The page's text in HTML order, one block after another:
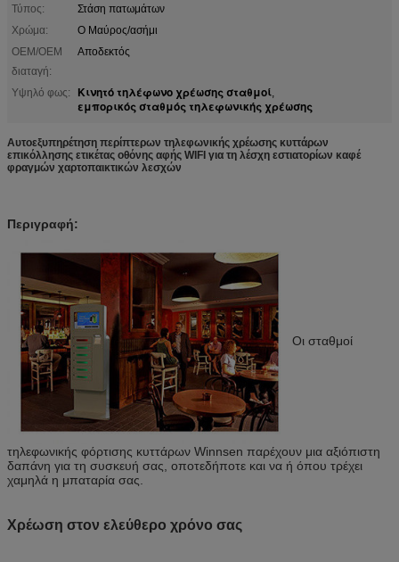
Τύπος:
Στάση πατωμάτων
Χρώμα:
Ο Μαύρος/ασήμι
OEM/OEM
διαταγή:
Αποδεκτός
Υψηλό φως: Κινητό τηλέφωνο χρέωσης σταθμοί,
εμπορικός σταθμός τηλεφωνικής χρέωσης
Αυτοεξυπηρέτηση περίπτερων τηλεφωνικής χρέωσης κυττάρων
επικόλλησης ετικέτας οθόνης αφής WIFI για τη λέσχη εστιατορίων καφέ
φραγμών χαρτοπαικτικών λεσχών
Περιγραφή:
Οι σταθμοί
τηλεφωνικής φόρτισης κυττάρων Winnsen παρέχουν μια αξιόπιστη
δαπάνη για τη συσκευή σας, οποτεδήποτε και να ή όπου τρέχει
χαμηλά η μπαταρία σας.
Χρέωση στον ελεύθερο χρόνο σας